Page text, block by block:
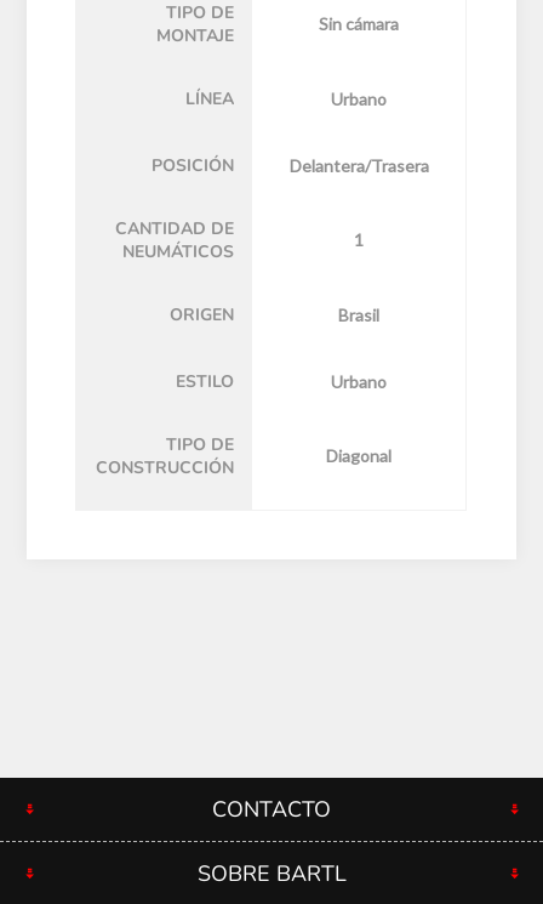
TIPO DE
MONTAJE
Sin cámara
LÍNEA Urbano
POSICIÓN Delantera/Trasera
CANTIDAD DE
NEUMÁTICOS
1
ORIGEN Brasil
ESTILO Urbano
TIPO DE
CONSTRUCCIÓN
Diagonal
CONTACTO
SOBRE BARTL